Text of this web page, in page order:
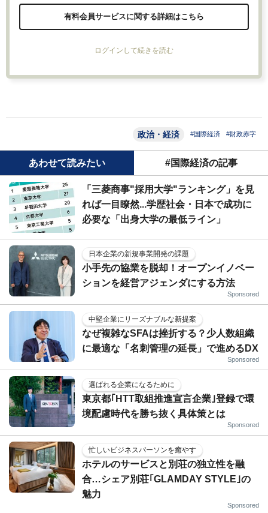
有料会員サービスに関する詳細はこちら
ログインして続きを読む
政治・経済 #国際経済 #財政赤字
あわせて読みたい #国際経済の記事
「三菱商事"採用大学"ランキング」を見
れば一目瞭然...学歴社会・日本で成功に
必要な「出身大学の最低ライン」
日本企業の新規事業開発の課題
小手先の協業を脱却！オープンイノベー
ションを経営アジェンダにする方法
Sponsored
中堅企業にリーズナブルな新提案
なぜ複雑なSFAは挫折する？少人数組織
に最適な「名刺管理の延長」で進めるDX
Sponsored
選ばれる企業になるために
東京都｢HTT取組推進宣言企業｣登録で環
境配慮時代を勝ち抜く具体策とは
Sponsored
忙しいビジネスパーソンを癒やす
ホテルのサービスと別荘の独立性を融
合…シェア別荘｢GLAMDAY STYLE｣の
魅力
Sponsored